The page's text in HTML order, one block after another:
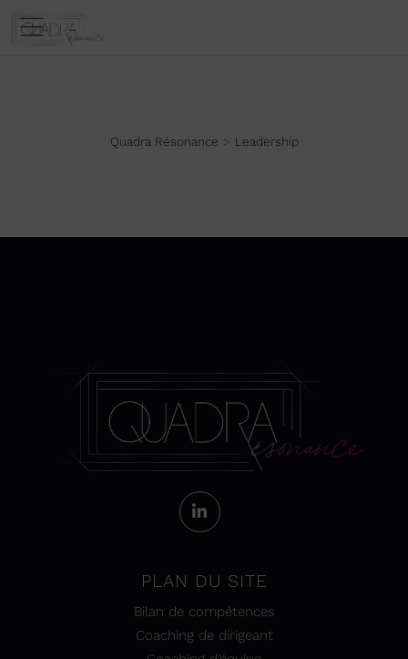
Quadra Résonance Leadership
PLAN DU SITE
Bilan de compétences
Coaching de dirigeant